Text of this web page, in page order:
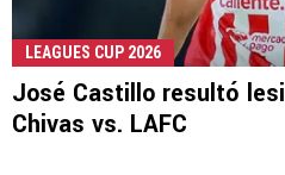
LEAGUES CUP 2026
José Castillo resultó
Chivas vs. LAFC